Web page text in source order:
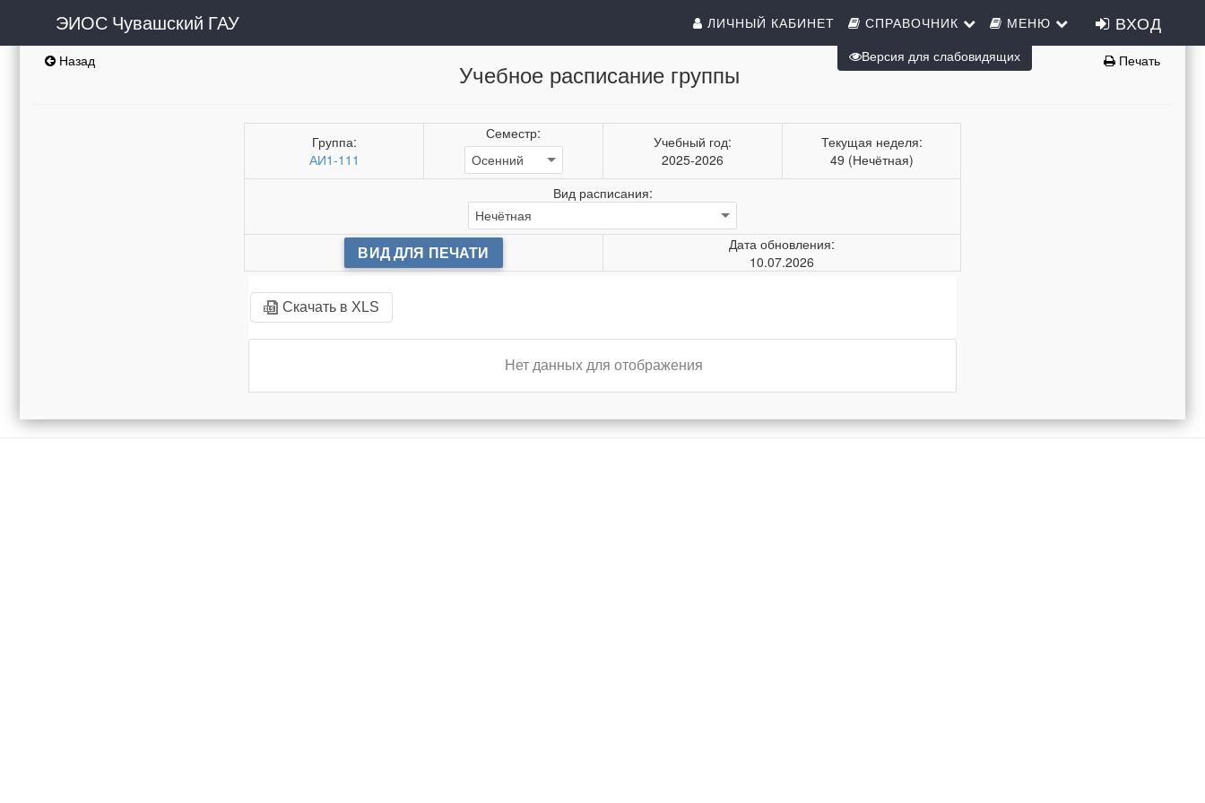
ЭИОС Чувашский ГАУ ЛИЧНЫЙ КАБИНЕТ СПРАВОЧНИК МЕНЮ ВХОД
Назад Печать
Учебное расписание группы
Группа:
АИ1-111
Семестр:
Учебный год:
2025-2026
Текущая неделя:
49 (Нечётная)
Вид расписания:
ВИД ДЛЯ ПЕЧАТИ
Дата обновления:
10.07.2026
Скачать в XLS
Нет данных для отображения
Версия для слабовидящих